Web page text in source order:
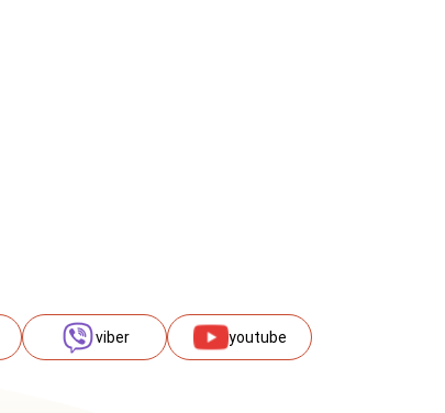
viber youtube